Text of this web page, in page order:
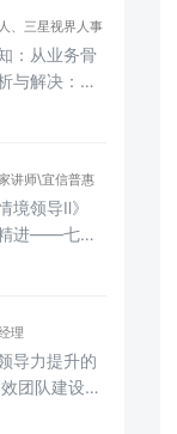
》
理到卓越领
》《战略性
持续增长之
户的黄金思
化突破自
的9项技
系的设计与
官的甄选人
从0到1构建
、三星视界人事
：从业务骨
与解决：中
绩效团队管
管理沟通的
力资源经理
识人用人留
理：从目标
低核心岗招
业务伙伴
薪酬激励体
，激活员工
会议更有价
讲师\宜信普惠
领导Ⅱ》
精进——七模
权课）返聘
度模型《从
能》《知人
属识别分析
团队发展
理
导力提升的